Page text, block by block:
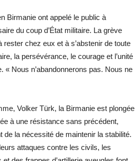
Birmanie ont appelé le public à
du coup d’État militaire. La grève
chez eux et à s’abstenir de toute
la persévérance, le courage et l’unité
« Nous n’abandonnerons pas. Nous ne
Volker Türk, la Birmanie est plongée
à une résistance sans précédent,
de la nécessité de maintenir la stabilité.
attaques contre les civils, les